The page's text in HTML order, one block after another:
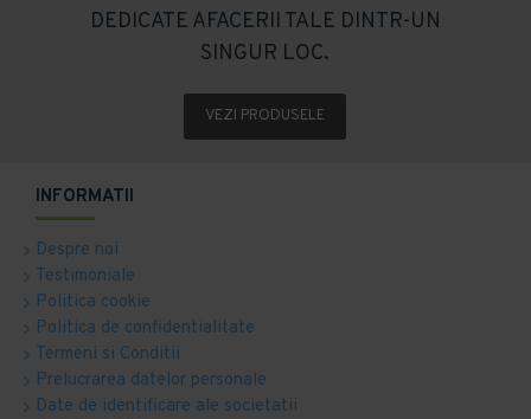
DEDICATE AFACERII TALE DINTR-UN
SINGUR LOC.
VEZI PRODUSELE
INFORMATII
Despre noi
Testimoniale
Politica cookie
Politica de confidentialitate
Termeni si Conditii
Prelucrarea datelor personale
Date de identificare ale societatii